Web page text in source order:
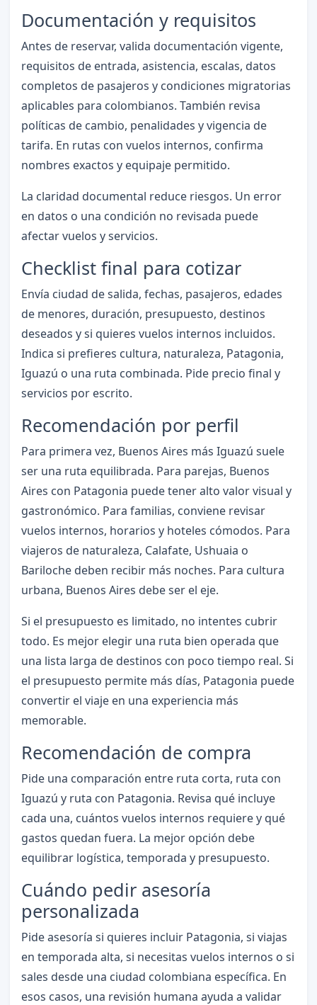
Documentación y requisitos
Antes de reservar, valida documentación vigente,
requisitos de entrada, asistencia, escalas, datos
completos de pasajeros y condiciones migratorias
aplicables para colombianos. También revisa
políticas de cambio, penalidades y vigencia de
tarifa. En rutas con vuelos internos, confirma
nombres exactos y equipaje permitido.
La claridad documental reduce riesgos. Un error
en datos o una condición no revisada puede
afectar vuelos y servicios.
Checklist final para cotizar
Envía ciudad de salida, fechas, pasajeros, edades
de menores, duración, presupuesto, destinos
deseados y si quieres vuelos internos incluidos.
Indica si prefieres cultura, naturaleza, Patagonia,
Iguazú o una ruta combinada. Pide precio final y
servicios por escrito.
Recomendación por perfil
Para primera vez, Buenos Aires más Iguazú suele
ser una ruta equilibrada. Para parejas, Buenos
Aires con Patagonia puede tener alto valor visual y
gastronómico. Para familias, conviene revisar
vuelos internos, horarios y hoteles cómodos. Para
viajeros de naturaleza, Calafate, Ushuaia o
Bariloche deben recibir más noches. Para cultura
urbana, Buenos Aires debe ser el eje.
Si el presupuesto es limitado, no intentes cubrir
todo. Es mejor elegir una ruta bien operada que
una lista larga de destinos con poco tiempo real. Si
el presupuesto permite más días, Patagonia puede
convertir el viaje en una experiencia más
memorable.
Recomendación de compra
Pide una comparación entre ruta corta, ruta con
Iguazú y ruta con Patagonia. Revisa qué incluye
cada una, cuántos vuelos internos requiere y qué
gastos quedan fuera. La mejor opción debe
equilibrar logística, temporada y presupuesto.
Cuándo pedir asesoría
personalizada
Pide asesoría si quieres incluir Patagonia, si viajas
en temporada alta, si necesitas vuelos internos o si
sales desde una ciudad colombiana específica. En
esos casos, una revisión humana ayuda a validar